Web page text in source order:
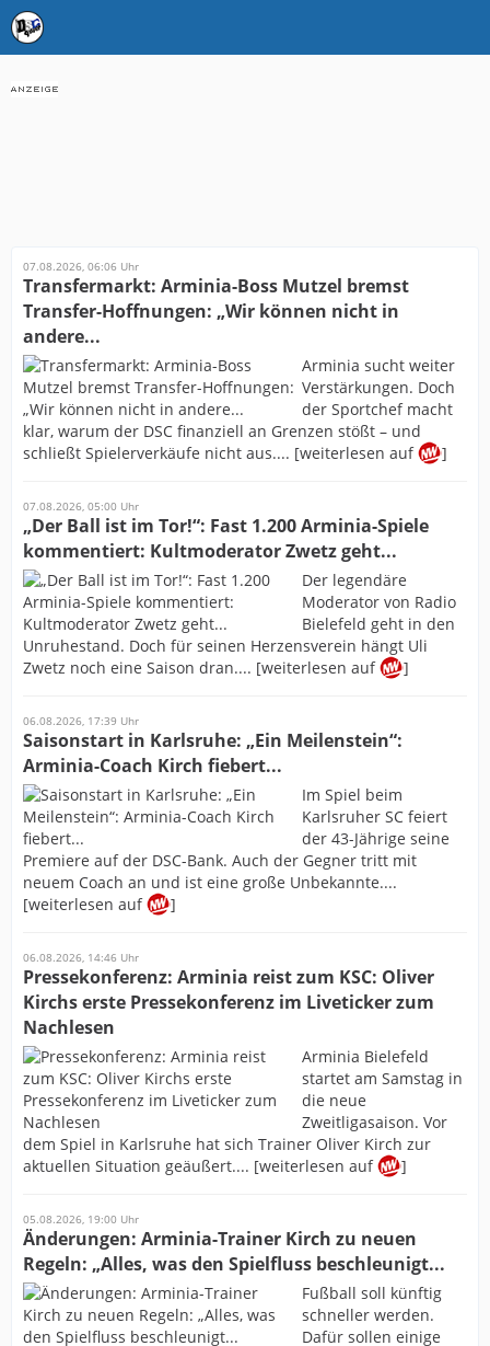
07.08.2026, 06:06 Uhr
Transfermarkt: Arminia-Boss Mutzel bremst
Transfer-Hoffnungen: „Wir können nicht in
andere...
Arminia sucht weiter
Verstärkungen. Doch
der Sportchef macht
klar, warum der DSC finanziell an Grenzen stößt – und
schließt Spielerverkäufe nicht aus.... [weiterlesen auf
]
07.08.2026, 05:00 Uhr
„Der Ball ist im Tor!“: Fast 1.200 Arminia-Spiele
kommentiert: Kultmoderator Zwetz geht...
Der legendäre
Moderator von Radio
Bielefeld geht in den
Unruhestand. Doch für seinen Herzensverein hängt Uli
Zwetz noch eine Saison dran.... [weiterlesen auf
]
06.08.2026, 17:39 Uhr
Saisonstart in Karlsruhe: „Ein Meilenstein“:
Arminia-Coach Kirch fiebert...
Im Spiel beim
Karlsruher SC feiert
der 43-Jährige seine
Premiere auf der DSC-Bank. Auch der Gegner tritt mit
neuem Coach an und ist eine große Unbekannte....
[weiterlesen auf
]
06.08.2026, 14:46 Uhr
Pressekonferenz: Arminia reist zum KSC: Oliver
Kirchs erste Pressekonferenz im Liveticker zum
Nachlesen
Arminia Bielefeld
startet am Samstag in
die neue
Zweitligasaison. Vor
dem Spiel in Karlsruhe hat sich Trainer Oliver Kirch zur
aktuellen Situation geäußert.... [weiterlesen auf
]
05.08.2026, 19:00 Uhr
Änderungen: Arminia-Trainer Kirch zu neuen
Regeln: „Alles, was den Spielfluss beschleunigt...
Fußball soll künftig
schneller werden.
Dafür sollen einige